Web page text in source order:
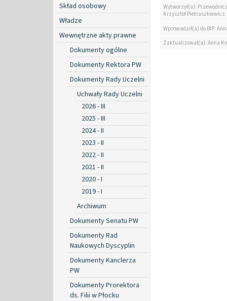
Skład osobowy
Władze
Wewnętrzne akty prawne
Dokumenty ogólne
Dokumenty Rektora PW
Dokumenty Rady Uczelni
Uchwały Rady Uczelni
2026 - III
2025 - III
2024 - II
2023 - II
2022 - II
2021 - II
2020 - I
2019 - I
Archiwum
Dokumenty Senatu PW
Dokumenty Rad
Naukowych Dyscyplin
Dokumenty Kanclerza
PW
Dokumenty Prorektora
ds. Filii w Płocku
Wytworzył(a):
Krzysztof Pietraszkiewicz
Wprowadził(a) do BIP:
Zaktualizował(a): Anna